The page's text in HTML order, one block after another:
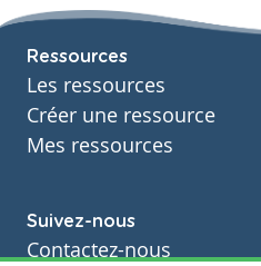
Ressources
Les ressources
Créer une ressource
Mes ressources
Suivez-nous
Contactez-nous